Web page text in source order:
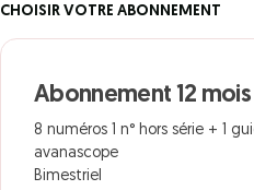
CHOISIR VOTRE ABONNEMENT
Abonnement 12 mois
8 numéros 1 n° hors série + 1
avanascope
Bimestriel